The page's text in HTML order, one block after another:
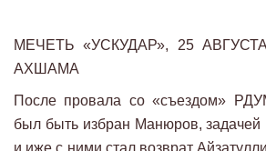
МЕЧЕТЬ «УСКУДАР», 25
АХШАМА
После провала со «съездом»
был быть избран Манюров, задачей
и иже с ними стал возврат